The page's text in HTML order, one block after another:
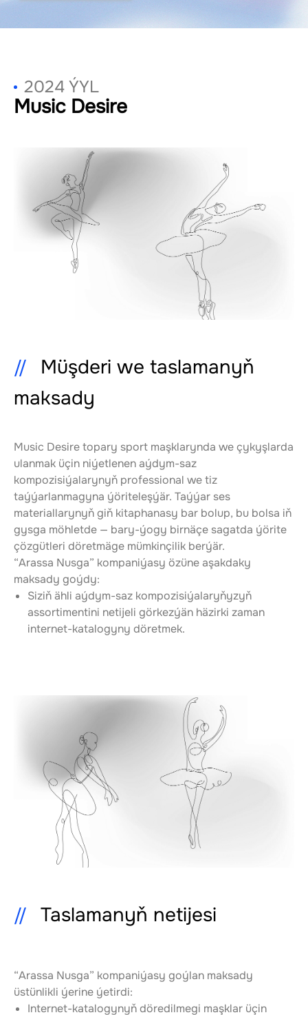
2024 ÝYL
Music Desire
Müşderi we taslamanyň
maksady
Music Desire topary sport maşklarynda we çykyşlarda
ulanmak üçin niýetlenen aýdym-saz
kompozisiýalarynyň professional we tiz
taýýarlanmagyna ýöriteleşýär. Taýýar ses
materiallarynyň giň kitaphanasy bar bolup, bu bolsa iň
gysga möhletde — bary-ýogy birnäçe sagatda ýörite
çözgütleri döretmäge mümkinçilik berýär.
“Arassa Nusga” kompaniýasy özüne aşakdaky
maksady goýdy:
Siziň ähli aýdym-saz kompozisiýalaryňyzyň
assortimentini netijeli görkezýän häzirki zaman
internet-katalogyny döretmek.
Taslamanyň netijesi
“Arassa Nusga” kompaniýasy goýlan maksady
üstünlikli ýerine ýetirdi:
Internet-katalogynyň döredilmegi maşklar üçin